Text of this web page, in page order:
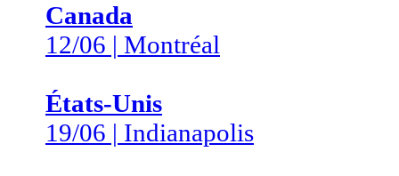
Canada
12/06 | Montréal
États-Unis
19/06 | Indianapolis